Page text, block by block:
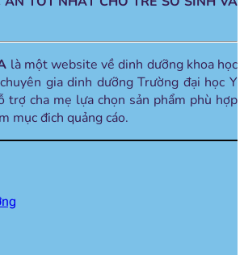
là một website về dinh dưỡng khoa học
gia dinh dưỡng Trường đại học Y
trợ cha mẹ lựa chọn sản phẩm phù hợp
mục đich quảng cáo.